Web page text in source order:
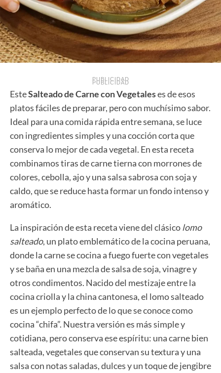
PUBLICIDAD
PUBLICIDAD
EsteSalteado de Carne con Vegetaleses de esos
platos fáciles de preparar, pero con muchísimo sabor.
Ideal para una comida rápida entre semana, se luce
con ingredientes simples y una cocción corta que
conserva lo mejor de cada vegetal. En esta receta
combinamos tiras de carne tierna con morrones de
colores, cebolla, ajo y una salsa sabrosa con soja y
caldo, que se reduce hasta formar un fondo intenso y
aromático.
La inspiración de esta receta viene del clásicolomo
salteado, un plato emblemático de la cocina peruana,
donde la carne se cocina a fuego fuerte con vegetales
y se baña en una mezcla de salsa de soja, vinagre y
otros condimentos. Nacido del mestizaje entre la
cocina criolla y la china cantonesa, el lomo salteado
es un ejemplo perfecto de lo que se conoce como
cocina “chifa”. Nuestra versión es más simple y
cotidiana, pero conserva ese espíritu: una carne bien
salteada, vegetales que conservan su textura y una
salsa con notas saladas, dulces y un toque de jengibre